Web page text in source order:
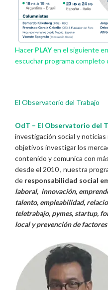
Hacer PLAYen el siguiente
escuchar programa
El Observatorio del Trabajo
OdT – El Observatorio del
investigación social y
objetivos investigar los
contenido y comunica con
desde el 2010 , nuestra
de responsabilidad social
laboral, innovación,
talento, empleabilidad,
teletrabajo, pymes, startup,
local y prevención de